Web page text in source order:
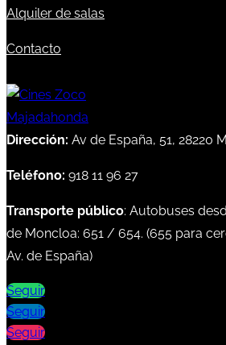
Alquiler de salas
Contacto
Dirección: Av de España, 51, 28220
Teléfono: 918 11 96 27
Transporte público: Autobuses
de Moncloa: 651 / 654. (655 para
Av. de España)
Seguir
Seguir
Seguir